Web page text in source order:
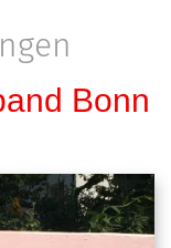
Bonn